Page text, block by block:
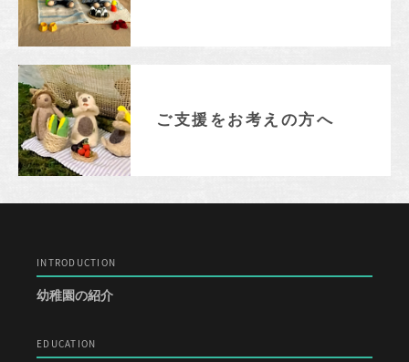
ご支援をお考えの方へ
INTRODUCTION
幼稚園の紹介
EDUCATION